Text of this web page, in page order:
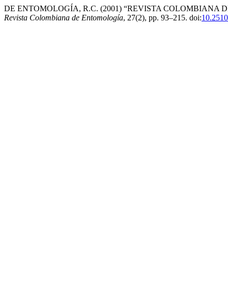
DE ENTOMOLOGÍA, R.C. (2001) “REVISTA COLOMBIANA
Revista Colombiana de Entomología, 27(2), pp. 93–215. doi: